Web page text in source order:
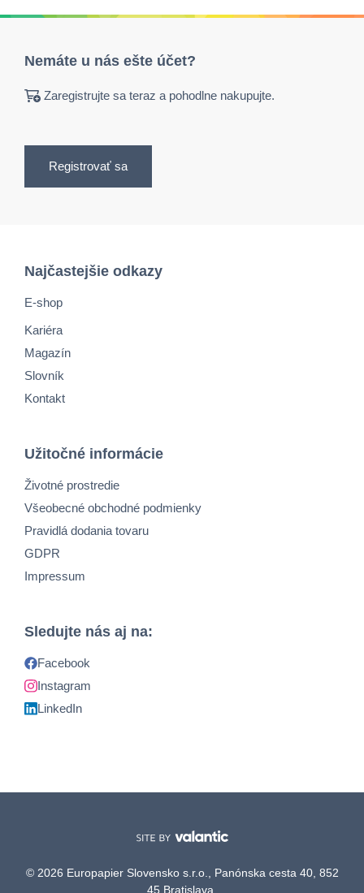
Nemáte u nás ešte účet?
Zaregistrujte sa teraz a pohodlne nakupujte.
Registrovať sa
Najčastejšie odkazy
E-shop
Kariéra
Magazín
Slovník
Kontakt
Užitočné informácie
Životné prostredie
Všeobecné obchodné podmienky
Pravidlá dodania tovaru
GDPR
Impressum
Sledujte nás aj na:
Facebook
Instagram
LinkedIn
© 2026 Europapier Slovensko s.r.o., Panónska cesta 40, 852
45 Bratislava